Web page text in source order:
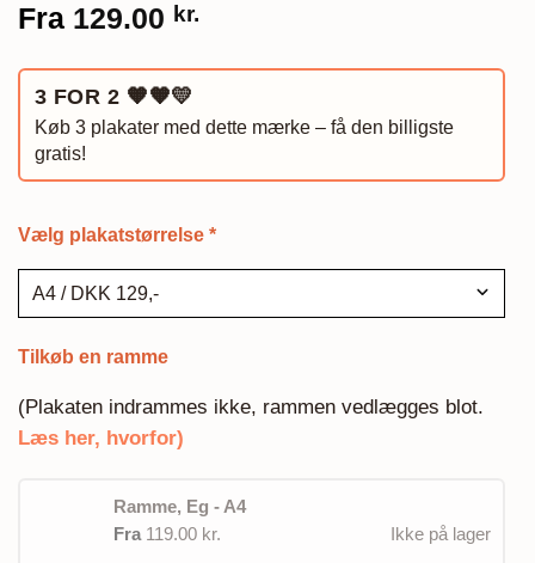
Fra 129.00 kr.
3 FOR 2 🧡🧡💛
Køb 3 plakater med dette mærke – få den billigste
gratis!
Vælg plakatstørrelse *
Tilkøb en ramme
(Plakaten indrammes ikke, rammen vedlægges blot.
Læs her, hvorfor)
Ramme, Eg - A4
Fra 119.00 kr. Ikke på lager